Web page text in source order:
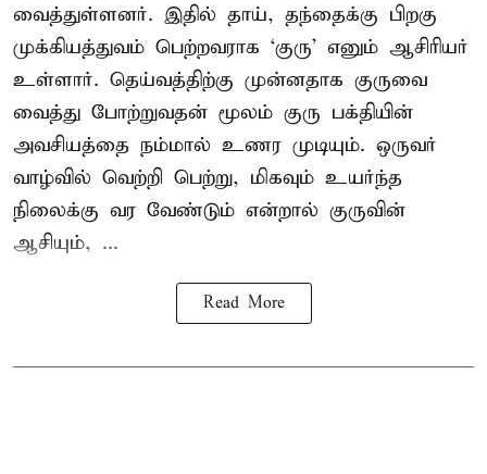
வைத்துள்ளனர். இதில் தாய், தந்தைக்கு பிறகு
முக்கியத்துவம் பெற்றவராக ‘குரு’ எனும் ஆசிரியர்
உள்ளார். தெய்வத்திற்கு முன்னதாக குருவை
வைத்து போற்றுவதன் மூலம் குரு பக்தியின்
அவசியத்தை நம்மால் உணர முடியும். ஒருவர்
வாழ்வில் வெற்றி பெற்று, மிகவும் உயர்ந்த
நிலைக்கு வர வேண்டும் என்றால் குருவின்
ஆசியும், ...
Read More